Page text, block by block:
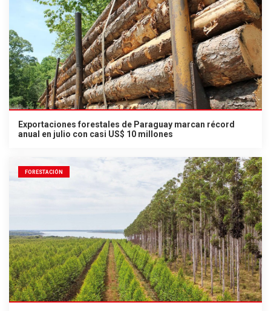
Exportaciones forestales de Paraguay marcan récord
anual en julio con casi US$ 10 millones
FORESTACIÓN